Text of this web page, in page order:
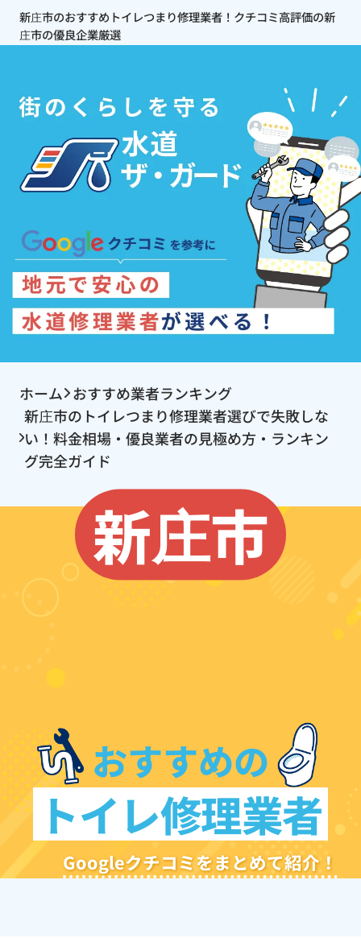
新庄市のおすすめトイレつまり修理業者！クチコミ高評価の新
庄市の優良企業厳選
ホーム おすすめ業者ランキング
新庄市のトイレつまり修理業者選びで失敗しな
い！料金相場・優良業者の見極め方・ランキン
グ完全ガイド
新庄市
おすすめの
トイレ修理業者
Googleクチコミをまとめて紹介！